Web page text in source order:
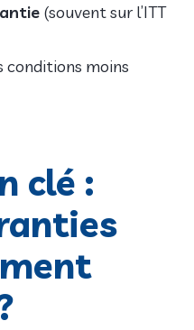
(souvent sur l’ITT
conditions moins
clé :